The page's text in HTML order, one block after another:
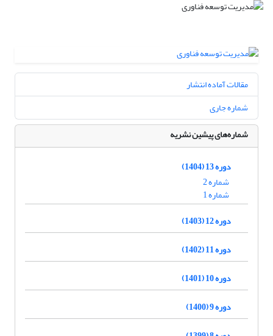
مقالات آماده انتشار
شماره جاری
شماره‌های پیشین نشریه
دوره 13 (1404)
شماره 2
شماره 1
دوره 12 (1403)
دوره 11 (1402)
دوره 10 (1401)
دوره 9 (1400)